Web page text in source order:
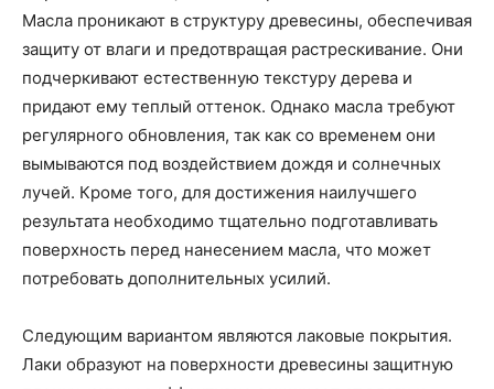
Масла проникают в структуру древесины, обеспечивая
защиту от влаги и предотвращая растрескивание. Они
подчеркивают естественную текстуру дерева и
придают ему теплый оттенок. Однако масла требуют
регулярного обновления, так как со временем они
вымываются под воздействием дождя и солнечных
лучей. Кроме того, для достижения наилучшего
результата необходимо тщательно подготавливать
поверхность перед нанесением масла, что может
потребовать дополнительных усилий.
Следующим вариантом являются лаковые покрытия.
Лаки образуют на поверхности древесины защитную